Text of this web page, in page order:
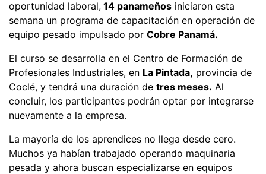
oportunidad laboral, 14 panameños iniciaron esta
semana un programa de capacitación en operación de
equipo pesado impulsado por Cobre Panamá.
El curso se desarrolla en el Centro de Formación de
Profesionales Industriales, en La Pintada, provincia de
Coclé, y tendrá una duración de tres meses. Al
concluir, los participantes podrán optar por integrarse
nuevamente a la empresa.
La mayoría de los aprendices no llega desde cero.
Muchos ya habían trabajado operando maquinaria
pesada y ahora buscan especializarse en equipos